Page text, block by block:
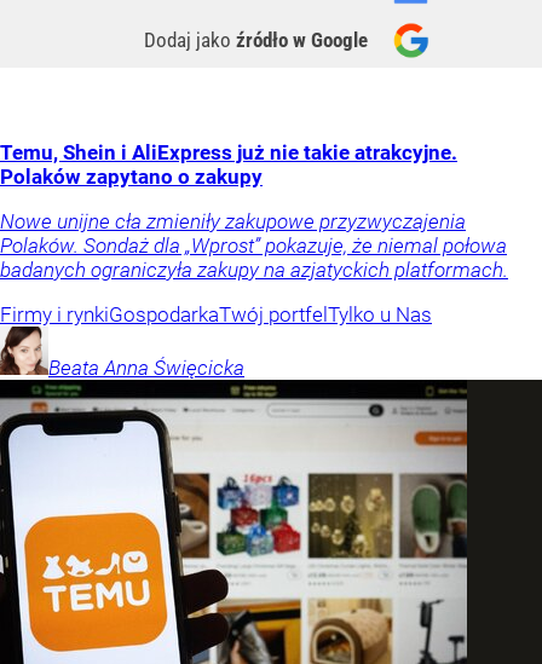
Dodaj jako źródło w Google
Temu, Shein i AliExpress już nie takie atrakcyjne.
Polaków zapytano o zakupy
Nowe unijne cła zmieniły zakupowe przyzwyczajenia
Polaków. Sondaż dla „Wprost” pokazuje, że niemal połowa
badanych ograniczyła zakupy na azjatyckich platformach.
Firmy i rynkiGospodarkaTwój portfel Tylko u Nas
Beata Anna Święcicka